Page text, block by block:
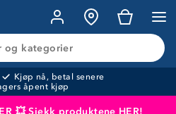
og kategorier
Kjøp nå, betal senere
åpent kjøp
💥 Sjekk produktene HER!